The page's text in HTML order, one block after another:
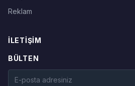
Reklam
İLETIŞIM
BÜLTEN